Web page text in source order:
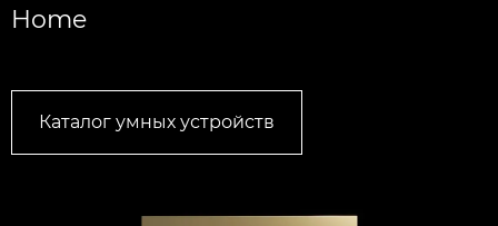
Home
Каталог умных устройств